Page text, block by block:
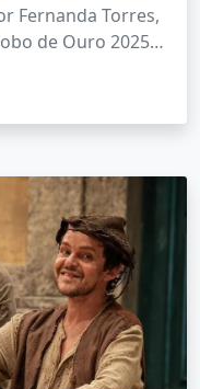
Fernanda Torres,
de Ouro 2025